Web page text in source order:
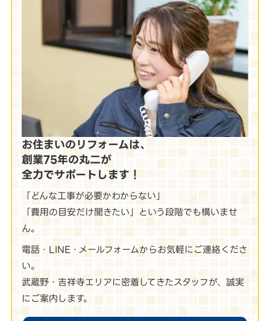
お住まいのリフォームは、
創業75年の丸二が
全力でサポートします！
「どんな工事が必要かわからない」
「費用の目安だけ聞きたい」という段階でも構いませ
ん。
電話・LINE・メールフォームからお気軽にご連絡くださ
い。
武蔵野・吉祥寺エリアに密着してきたスタッフが、誠実
にご案内します。